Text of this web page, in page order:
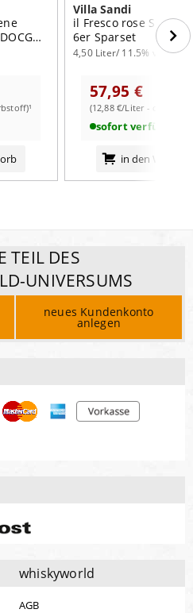
Villa Sandi
il Fresco rose
6er Sparset
4,50 Liter/ 11.5% vol
57,95 €
(12,88 €/Liter - ohne
sofort verfügbar
in den
TEIL DES
UNIVERSUMS
neues Kundenkonto
anlegen
whiskyworld
AGB